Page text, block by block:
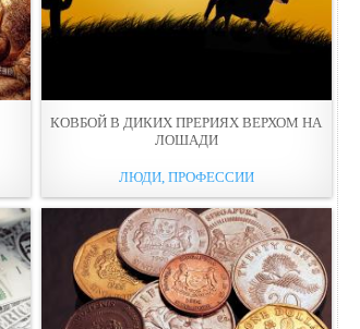
КОВБОЙ В ДИКИХ ПРЕРИЯХ ВЕРХОМ НА
ЛОШАДИ
ЛЮДИ, ПРОФЕССИИ